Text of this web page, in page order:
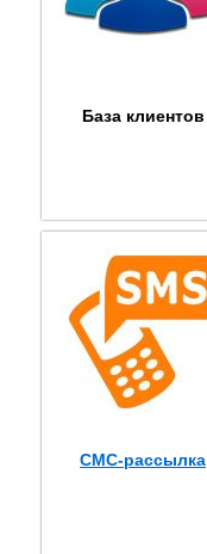
База клиентов
СМС-рассылка